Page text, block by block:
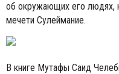
об окружающих его людях,
мечети Сулеймание.
В книге Мутафы Саид